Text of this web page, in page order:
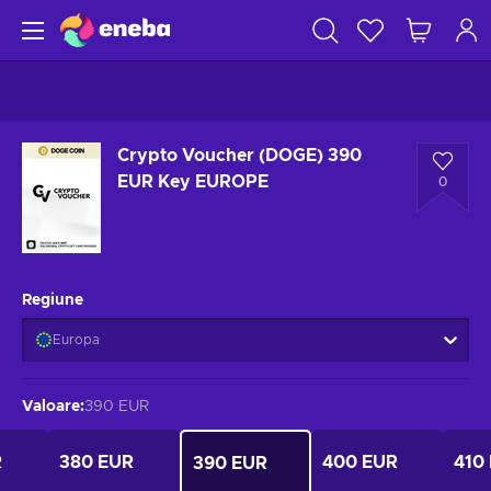
Crypto Voucher (DOGE) 390
EUR Key EUROPE
0
Regiune
Europa
Valoare:390 EUR
380 EUR 390 EUR 400 EUR 410